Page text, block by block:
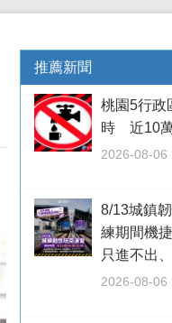
推薦新聞
桃園5行政
時 近10
2026-08-06
8/13城鎮
練期間機
只進不出
2026-08-06